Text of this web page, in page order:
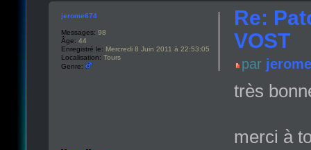
Re:
VOST
par
très
merci à
jerome674
Messages: 98
Âge: 44
Enregistré le: Mercredi 8 Juin 2011 à 22:53:05
Localisation: Tours
Genre: